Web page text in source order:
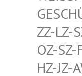
ZT -
Z-TZ-
Z-TZ-
WZ-